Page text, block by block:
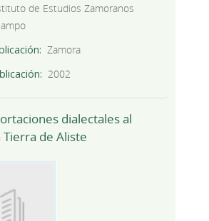
de Estudios Zamoranos
Zamora
2002
dialectales al
Tierra de Aliste